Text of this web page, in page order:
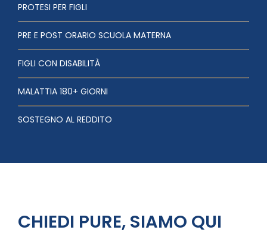
PROTESI PER FIGLI
PRE E POST ORARIO SCUOLA MATERNA
FIGLI CON DISABILITÀ
MALATTIA 180+ GIORNI
SOSTEGNO AL REDDITO
CHIEDI PURE, SIAMO QUI